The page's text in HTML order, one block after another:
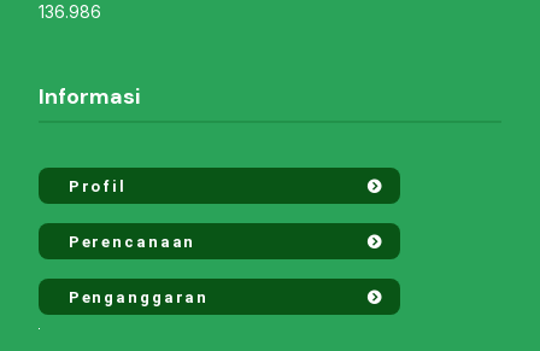
136.986
Informasi
Profil
Perencanaan
Penganggaran